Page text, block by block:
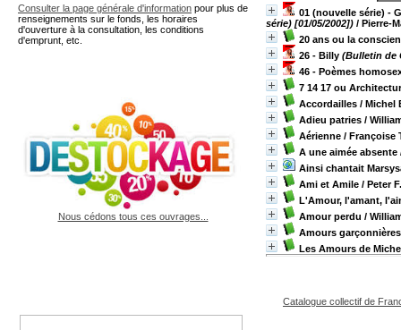
01 (nouvelle série) -
série) [01/05/2002]) / Pierre-
20 ans ou la
26 - Billy (Bulletin de
46 - Poèmes
7 14 17 ou
Accordailles / Michel
Adieu patries /
Aérienne / Françoise
A une aimée absente
Ainsi chantait
Ami et Amile / Peter
L'Amour, l'amant,
Amour perdu /
Amours garçonnières
Les Amours de
Catalogue collectif de
Consulter la page générale d'information pour plus de
renseignements sur le fonds, les horaires
d'ouverture à la consultation, les conditions
d'emprunt, etc.
Nous cédons tous ces ouvrages...